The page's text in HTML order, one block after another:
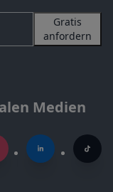
Gratis
anfordern
Medien